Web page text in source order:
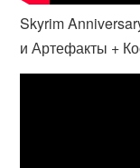
Skyrim
и Артефакты +